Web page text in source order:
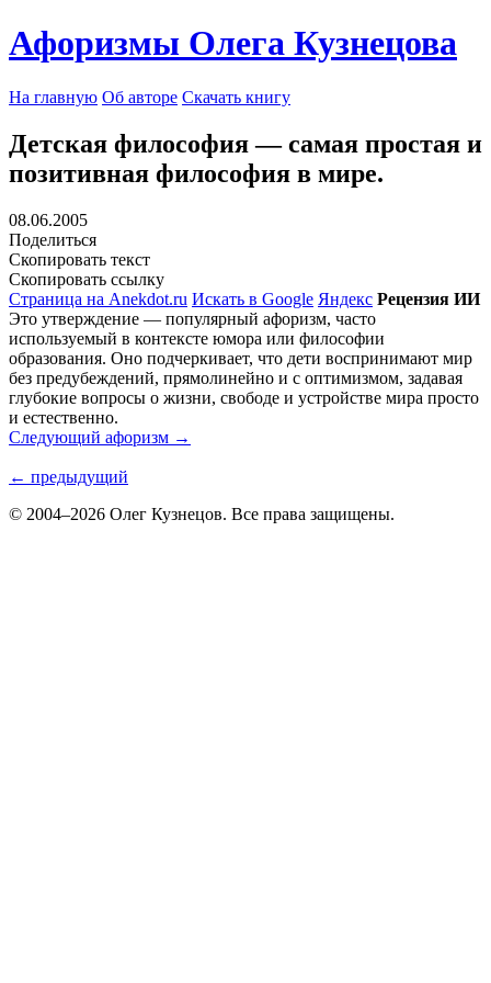
Афоризмы Олега Кузнецова
На главную Об авторе Скачать книгу
Детская философия — самая простая и
позитивная философия в мире.
08.06.2005
Поделиться
Скопировать текст
Скопировать ссылку
Страница на Anekdot.ru Искать в Google Яндекс Рецензия ИИ
Это утверждение — популярный афоризм, часто
используемый в контексте юмора или философии
образования. Оно подчеркивает, что дети воспринимают мир
без предубеждений, прямолинейно и с оптимизмом, задавая
глубокие вопросы о жизни, свободе и устройстве мира просто
и естественно.
Следующий афоризм →
← предыдущий
© 2004–2026 Олег Кузнецов. Все права защищены.